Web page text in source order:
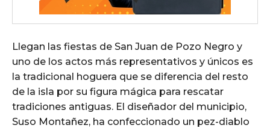
Llegan las fiestas de San Juan de Pozo Negro y
uno de los actos más representativos y únicos es
la tradicional hoguera que se diferencia del resto
de la isla por su figura mágica para rescatar
tradiciones antiguas. El diseñador del municipio,
Suso Montañez, ha confeccionado un pez-diablo